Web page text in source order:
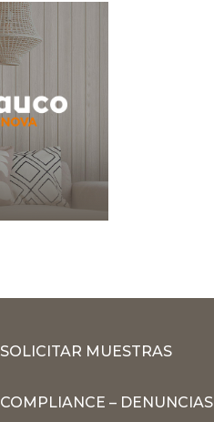
SOLICITAR MUESTRAS
COMPLIANCE – DENUNCIAS